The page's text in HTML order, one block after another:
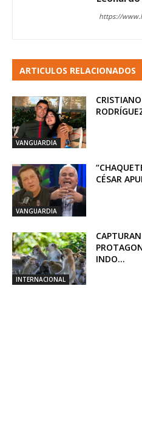
https://
ARTICULOS RELACIONADOS
VANGUARDIA
VANGUARDIA
CÉSAR
INTERNACIONAL
INDO...